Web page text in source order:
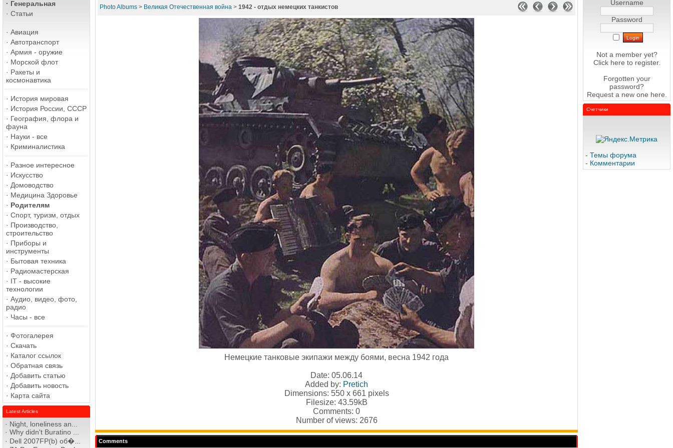
· Генеральная
· Статьи
· Авиация
· Автотранспорт
· Армия - оружие
· Морской флот
· Ракеты и
космонавтика
· История мировая
· История России, СССР
· География, флора и
фауна
· Науки - все
· Криминалистика
· Разное интересное
· Искусство
· Домоводство
· Медицина Здоровье
· Родителям
· Спорт, туризм, отдых
· Производство,
строительство
· Приборы и
инструменты
· Бытовая техника
· Радиомастерская
· IT - высокие
технологии
· Аудио, видео, фото,
радио
· Часы - все
· Фотогалерея
· Скачать
· Каталог ссылок
· Обратная связь
· Добавить статью
· Добавить новость
· Карта сайта
Latest Articles
· Night, loneliness an...
· Why didn't Buratino ...
· Dell 2007FP(b) об�...
Photo Albums > Великая Отечественная война > 1942 - отдых немецких танкистов
Немецкие танковые экипажи между боями, весна 1942 года
Date: 05.06.14
Added by: Pretich
Dimensions: 550 x 661 pixels
Filesize: 43.59kB
Comments: 0
Number of views: 2676
Comments
Username
Password
Not a member yet?
Click here to register.
Forgotten your
password?
Request a new one here
Счетчики
- Темы форума
- Комментарии